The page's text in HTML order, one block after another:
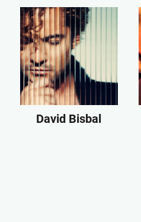
David Bisbal